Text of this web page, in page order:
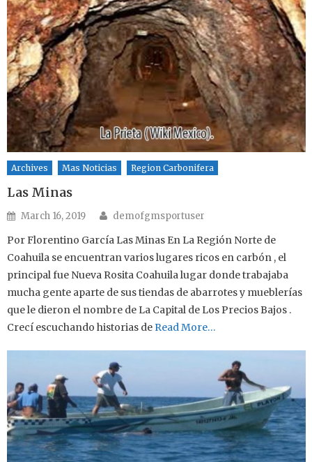
Archives Mas Noticias Region Carbonifera
Las Minas
Posted on
March 16, 2019 Author
demofgmsportuser
Por Florentino García Las Minas En La Región Norte de
Coahuila se encuentran varios lugares ricos en carbón , el
principal fue Nueva Rosita Coahuila lugar donde trabajaba
mucha gente aparte de sus tiendas de abarrotes y mueblerías
que le dieron el nombre de La Capital de Los Precios Bajos .
Crecí escuchando historias de Read More…